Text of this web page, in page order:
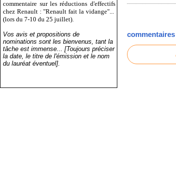
commentaire sur les réductions d'effectifs
chez Renault : "Renault fait la vidange"...
(lors du 7-10 du 25 juillet).
Vos avis et propositions de
nominations sont les bienvenus, tant la
tâche est immense... [Toujours préciser
la date, le titre de l'émission et le nom
du lauréat éventuel].
commentaires